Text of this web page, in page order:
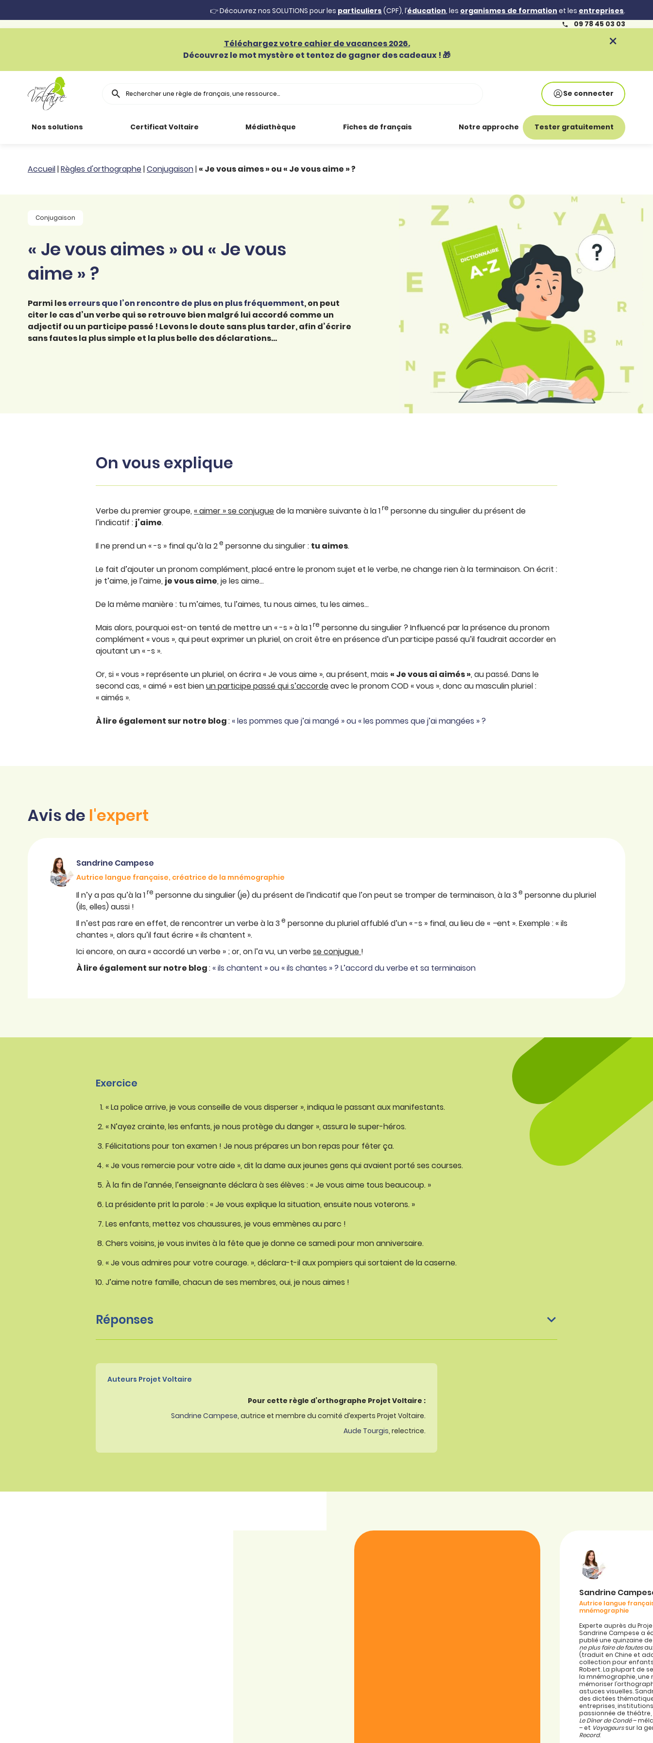
👉 Découvrez nos SOLUTIONS pour les particuliers (CPF), l’éducation, les organismes de formation et les entreprises.
09 78 45 03 03
Téléchargez votre cahier de vacances 2026.
Découvrez le mot mystère et tentez de gagner des cadeaux ! 🎁
Rechercher Se connecter
Nos solutions
Particuliers
Organismes de
formation
Évaluer le niveau de ses
salariés
Certificat Voltaire Médiathèque
Toutes nos
ressources
professionnel
Animer une classe
Aider ses enfants
salariés
Explorer la langue
française
Fiches de français
Conjugaison
d’orthographe
Syntaxe
Toutes nos fiches
Notre approche Tester gratuitement
Accueil|Règles d'orthographe|Conjugaison| « Je vous aimes » ou « Je vous aime » ?
Conjugaison
« Je vous aimes » ou « Je vous
aime » ?
Parmi leserreurs que l’on rencontre de plus en plus fréquemment, on peut
citer le cas d’un verbe qui se retrouve bien malgré lui accordé comme un
adjectif ou un participe passé ! Levons le doute sans plus tarder, afin d’écrire
sans fautes la plus simple et la plus belle des déclarations…
On vous explique
Verbe du premier groupe, « aimer » se conjuguede la manière suivante à la 1re personne du singulier du présent de
l’indicatif : j’aime.
Il ne prend un « -s » final qu’à la 2e personne du singulier : tu aimes.
Le fait d’ajouter un pronom complément, placé entre le pronom sujet et le verbe, ne change rien à la terminaison. On écrit :
je t’aime, je l’aime, je vous aime, je les aime…
De la même manière : tu m’aimes, tu l’aimes, tu nous aimes, tu les aimes…
Mais alors, pourquoi est-on tenté de mettre un « -s » à la 1re personne du singulier ? Influencé par la présence du pronom
complément « vous », qui peut exprimer un pluriel, on croit être en présence d’un participe passé qu’il faudrait accorder en
ajoutant un « -s ».
Or, si « vous » représente un pluriel, on écrira « Je vous aime », au présent, mais « Je vous ai aimés », au passé. Dans le
second cas, « aimé » est bienun participe passé qui s’accordeavec le pronom COD « vous », donc au masculin pluriel :
« aimés ».
À lire également sur notre blog: « les pommes que j’ai mangé » ou « les pommes que j’ai mangées » ?
Avis de l'expert
Sandrine Campese
Autrice langue française, créatrice de la mnémographie
Il n’y a pas qu’à la 1re personne du singulier (je) du présent de l’indicatif que l’on peut se tromper de terminaison, à la 3 e personne du pluriel
(ils, elles) aussi !
Il n’est pas rare en effet, de rencontrer un verbe à la 3 e personne du pluriel affublé d’un « -s » final, au lieu de « –ent ». Exemple : « ils
chantes », alors qu’il faut écrire « ils chantent ».
Ici encore, on aura « accordé un verbe » ; or, on l’a vu, un verbese conjugue !
À lire également sur notre blog: « ils chantent » ou « ils chantes » ? L’accord du verbe et sa terminaison
Exercice
« La police arrive, je vous conseille de vous disperser », indiqua le passant aux manifestants.
« N’ayez crainte, les enfants, je nous protège du danger », assura le super-héros.
Félicitations pour ton examen ! Je nous prépares un bon repas pour fêter ça.
« Je vous remercie pour votre aide », dit la dame aux jeunes gens qui avaient porté ses courses.
À la fin de l’année, l’enseignante déclara à ses élèves : « Je vous aime tous beaucoup. »
La présidente prit la parole : « Je vous explique la situation, ensuite nous voterons. »
Les enfants, mettez vos chaussures, je vous emmènes au parc !
Chers voisins, je vous invites à la fête que je donne ce samedi pour mon anniversaire.
« Je vous admires pour votre courage. », déclara-t-il aux pompiers qui sortaient de la caserne.
J’aime notre famille, chacun de ses membres, oui, je nous aimes !
Réponses
Auteurs Projet Voltaire
Pour cette règle d’orthographe Projet Voltaire :
Sandrine Campese, autrice et membre du comité d’experts Projet Voltaire.
Aude Tourgis, relectrice.
Sandrine
Autrice langue
mnémographie
Experte auprès du
Sandrine Campese a
publié une quinzaine
ne plus faire de fautes
(traduit en Chine et
collection pour
Robert. La plupart de
la mnémographie,
mémoriser
astuces visuelles.
des dictées
entreprises,
passionnée de
Le Dîner de Condé–
– et Voyageurssur la
Record.